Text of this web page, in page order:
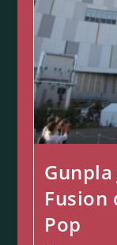
Fusion
Pop